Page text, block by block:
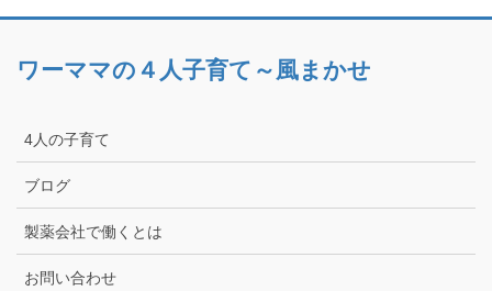
ワーママの４人子育て～風まかせ
4人の子育て
ブログ
製薬会社で働くとは
お問い合わせ